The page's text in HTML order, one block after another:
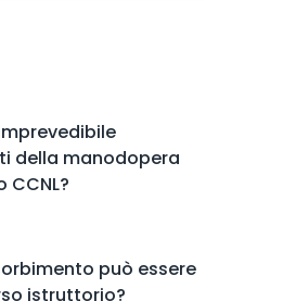
della manodopera
può essere
istruttorio?